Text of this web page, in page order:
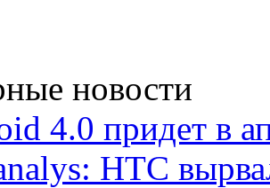
новости
4.0 придет в
HTC